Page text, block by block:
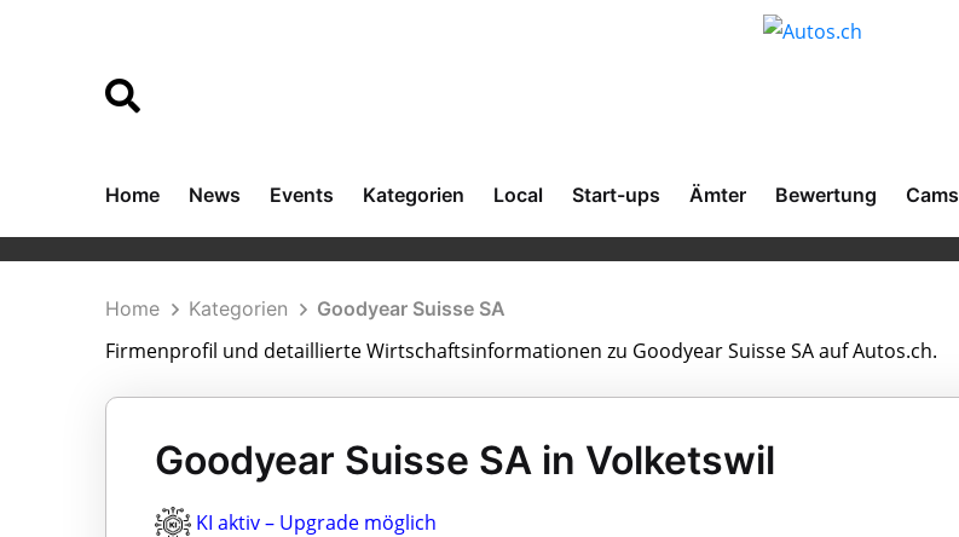
Home News Events Kategorien Local Start-ups Ämter Bewertung Cams
Home Kategorien Goodyear Suisse SA
Firmenprofil und detaillierte Wirtschaftsinformationen zu Goodyear Suisse SA auf Autos.ch.
Goodyear Suisse SA in Volketswil
KI aktiv – Upgrade möglich